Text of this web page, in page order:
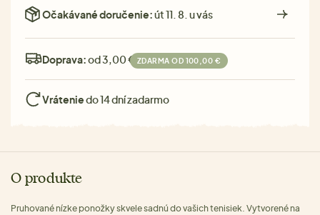
Očakávané doručenie:út 11. 8. u vás
Doprava:od 3,00 € ZDARMA OD 100,00 €
Vráteniedo 14 dní zadarmo
O produkte
Pruhované nízke ponožky skvele sadnú do vašich tenisiek. Vytvorené na